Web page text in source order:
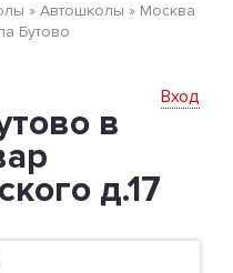
» Автошколы » Москва
Бутово
Вход
в
д.17